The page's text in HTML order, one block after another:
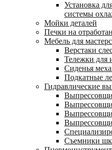
Установка
системы
Мойки деталей
Печки на
Мебель для
Верстаки
Тележки для
Сиденья
Подкатные
Гидравлические
Cъемники